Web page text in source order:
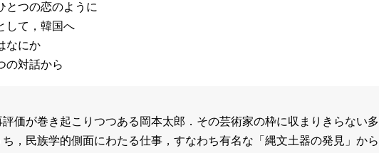
つの恋のように
て，韓国へ
なにか
対話から
価が巻き起こりつつある岡本太郎．その芸術家の枠に収まりきらない多
，民族学的側面にわたる仕事，すなわち有名な「縄文土器の発見」から